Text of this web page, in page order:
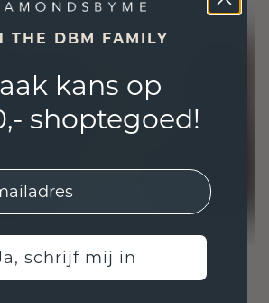
VERBINDING
THE DBM FAMILY
kans op
shoptegoed!
schrijf mij in